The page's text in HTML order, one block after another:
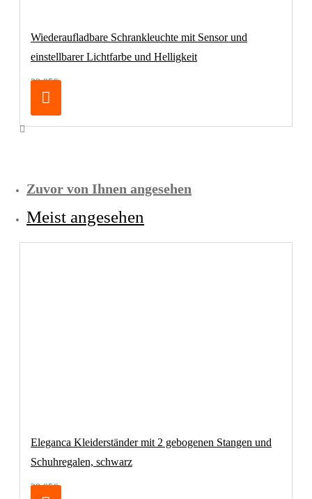
Wiederaufladbare Schrankleuchte mit Sensor und
einstellbarer Lichtfarbe und Helligkeit
29,95€
Zuvor von Ihnen angesehen
Meist angesehen
Eleganca Kleiderständer mit 2 gebogenen Stangen und
Schuhregalen, schwarz
28,95€